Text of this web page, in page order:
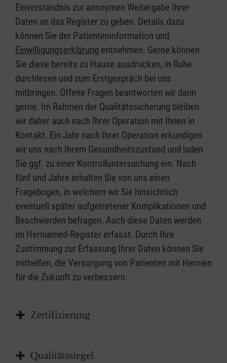
Einverständnis zur anonymen Weitergabe Ihrer
Daten an das Register zu geben. Details dazu
können Sie der Patienteninformation und
Einwilligungserklärung entnehmen. Gerne können
Sie diese bereits zu Hause ausdrucken, in Ruhe
durchlesen und zum Erstgespräch bei uns
mitbringen. Offene Fragen beantworten wir dann
gerne. Im Rahmen der Qualitätssicherung bleiben
wir daher auch nach Ihrer Operation mit Ihnen in
Kontakt. Ein Jahr nach Ihrer Operation erkundigen
wir uns nach Ihrem Gesundheitszustand und laden
Sie ggf. zu einer Kontrolluntersuchung ein. Nach
fünf und Jahre erhalten Sie von uns einen
Fragebogen, in welchem wir Sie hinsichtlich
eventuell später aufgetretener Komplikationen und
Beschwerden befragen. Auch diese Daten werden
im Herniamed-Register erfasst. Durch Ihre
Zustimmung zur Erfassung Ihrer Daten können Sie
mithelfen, die Versorgung von Patienten mit Hernien
für die Zukunft zu verbessern.
Zertifizierung
Zertifiziert als Kompetenzzentrum für
Qualitätssiegel